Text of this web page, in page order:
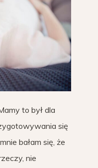
to był dla
się
bałam się, że
nie